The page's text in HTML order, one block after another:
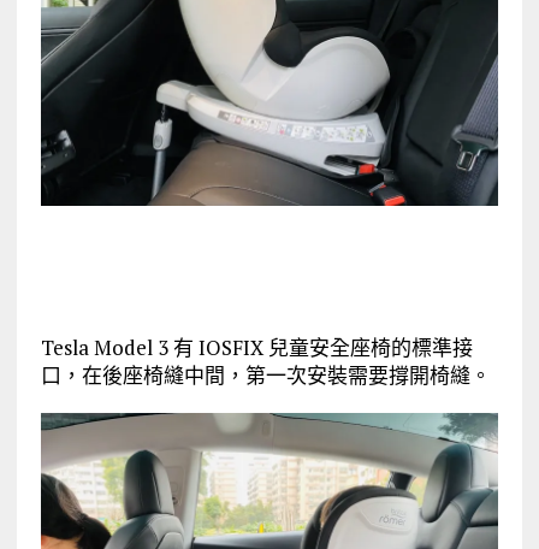
Tesla Model 3 有 IOSFIX 兒童安全座椅的標準接
口，在後座椅縫中間，第一次安裝需要撐開椅縫。